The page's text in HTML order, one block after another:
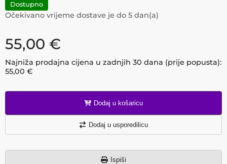
Dostupno
Očekivano vrijeme dostave je do 5 dan(a)
55,00 €
Najniža prodajna cijena u zadnjih 30 dana (prije popusta):
55,00 €
Dodaj u košaricu
Dodaj u usporedilicu
Ispiši